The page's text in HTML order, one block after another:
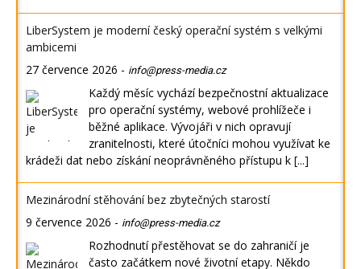
LiberSystem je moderní český operační systém s velkými
ambicemi
27 července 2026 - info@press-media.cz
Každý měsíc vychází bezpečnostní aktualizace
pro operační systémy, webové prohlížeče i
běžné aplikace. Vývojáři v nich opravují
zranitelnosti, které útočníci mohou využívat ke
krádeži dat nebo získání neoprávněného přístupu k [...]
Mezinárodní stěhování bez zbytečných starostí
9 července 2026 - info@press-media.cz
Rozhodnutí přestěhovat se do zahraničí je
často začátkem nové životní etapy. Někdo